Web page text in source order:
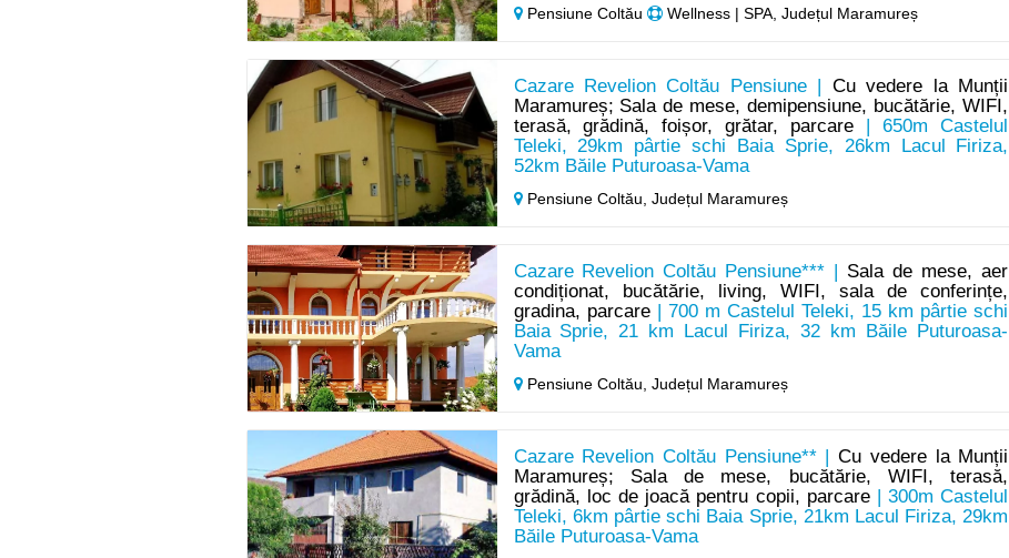
Pensiune Coltău Wellness | SPA, Județul Maramureș
Cazare Revelion Coltău Pensiune | Cu vedere la Munții
Maramureș; Sala de mese, demipensiune, bucătărie, WIFI,
terasă, grădină, foișor, grătar, parcare | 650m Castelul
Teleki, 29km pârtie schi Baia Sprie, 26km Lacul Firiza,
52km Băile Puturoasa-Vama
Pensiune Coltău, Județul Maramureș
Cazare Revelion Coltău Pensiune*** | Sala de mese, aer
condiționat, bucătărie, living, WIFI, sala de conferințe,
gradina, parcare| 700 m Castelul Teleki, 15 km pârtie schi
Baia Sprie, 21 km Lacul Firiza, 32 km Băile Puturoasa-
Vama
Pensiune Coltău, Județul Maramureș
Cazare Revelion Coltău Pensiune** |Cu vedere la Munții
Maramureș; Sala de mese, bucătărie, WIFI, terasă,
grădină, loc de joacă pentru copii, parcare| 300m Castelul
Teleki, 6km pârtie schi Baia Sprie, 21km Lacul Firiza, 29km
Băile Puturoasa-Vama